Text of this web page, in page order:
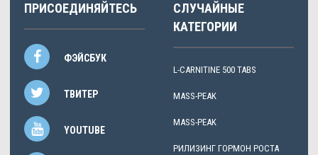
ПРИСОЕДИНЯЙТЕСЬ
ФЭЙСБУК
ТВИТЕР
YOUTUBE
СЛУЧАЙНЫЕ
КАТЕГОРИИ
L-CARNITINE 500 TABS
MASS-PEAK
MASS-PEAK
РИЛИЗИНГ ГОРМОН РОСТА